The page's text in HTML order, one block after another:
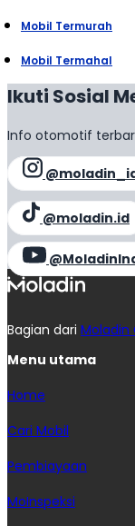
Mobil Termurah
Mobil Termahal
Ikuti Sosial
Info otomotif
@moladin.id
Bagian dari Moladin
Menu utama
Home
Cari Mobil
Pembiayaan
MoInspeksi